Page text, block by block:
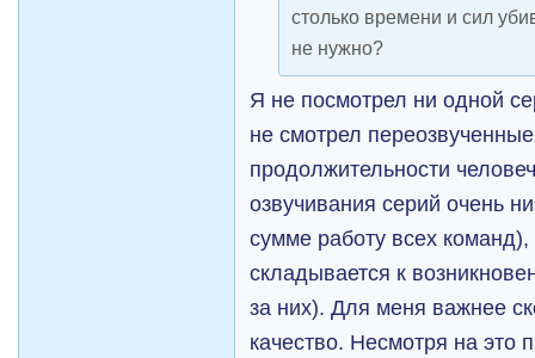
столько времени и сил
не нужно?
Я не посмотрел ни одной
не смотрел
продолжительности
озвучивания серий очень
сумме работу всех команд),
складывается к
за них). Для меня важнее
качество. Несмотря на это